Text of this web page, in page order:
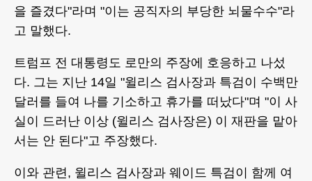
을 즐겼다"라며 "이는 공직자의 부당한 뇌물수수"라
고 말했다.
트럼프 전 대통령도 로만의 주장에 호응하고 나섰
다. 그는 지난 14일 "윌리스 검사장과 특검이 수백만
달러를 들여 나를 기소하고 휴가를 떠났다"며 "이 사
실이 드러난 이상 (윌리스 검사장은) 이 재판을 맡아
서는 안 된다"고 주장했다.
이와 관련, 윌리스 검사장과 웨이드 특검이 함께 여